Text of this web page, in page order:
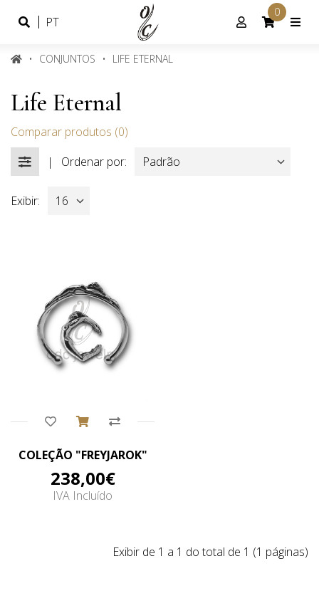
Idioma
PT
Conta
0
CONJUNTOS LIFE ETERNAL
Life Eternal
Comparar produtos (0)
FILTROS
| Ordenar por:
Exibir:
COLEÇÃO "FREYJAROK"
238,00€
IVA Incluído
Exibir de 1 a 1 do total de 1 (1 páginas)